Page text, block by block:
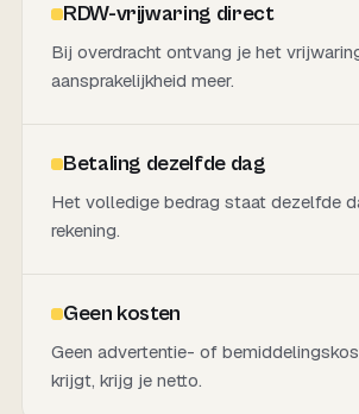
RDW-vrijwaring direct
Bij overdracht ontvang je het
aansprakelijkheid meer.
Betaling dezelfde dag
Het volledige bedrag staat dezelfde
rekening.
Geen kosten
Geen advertentie- of
krijgt, krijg je netto.